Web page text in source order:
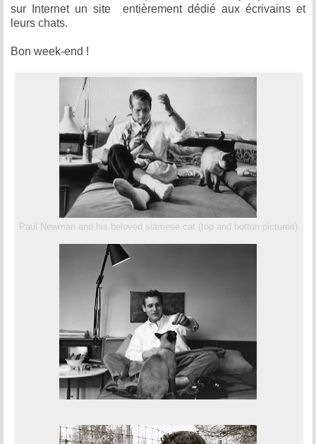
sur Internet un site entièrement dédié aux écrivains et
leurs chats.
Bon week-end !
Paul Newman and his beloved siamese cat (top and botton pictures)